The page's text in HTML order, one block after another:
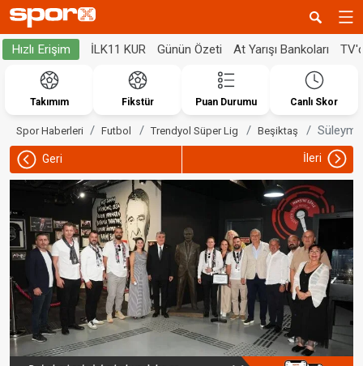
Hızlı Erişim İLK11 KUR Günün Özeti At Yarışı Bankoları
Takımım Fikstür Puan Durumu Canlı Skor
Spor Haberleri Futbol Trendyol Süper Lig Beşiktaş
Geri İleri